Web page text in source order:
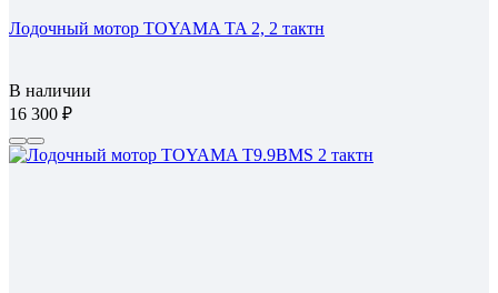
Лодочный мотор TOYAMA TA 2, 2 тактн
В наличии
16 300